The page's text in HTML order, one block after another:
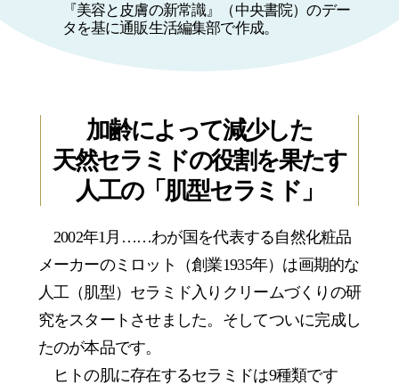
『美容と皮膚の新常識』（中央書院）のデー
タを基に通販生活編集部で作成。
加齢によって減少した
天然セラミドの役割を果たす
人工の「肌型セラミド」
2002年1月……わが国を代表する自然化粧品
メーカーのミロット（創業1935年）は画期的な
人工（肌型）セラミド入りクリームづくりの研
究をスタートさせました。そしてついに完成し
たのが本品です。
ヒトの肌に存在するセラミドは9種類です